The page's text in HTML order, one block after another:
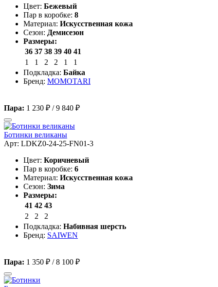
Цвет: Бежевый
Пар в коробке: 8
Материал: Искусственная кожа
Сезон: Демисезон
Размеры:
36 37 38 39 40 41
1
1 2 2 1
1
Подкладка: Байка
Бренд: MOMOTARI
Пара: 1 230 ₽ /9 840 ₽
Ботинки великаны
Арт: LDKZ0-24-25-FN01-3
Цвет: Коричневый
Пар в коробке: 6
Материал: Искусственная кожа
Сезон: Зима
Размеры:
41 42 43
2
2
2
Подкладка: Набивная шерсть
Бренд: SAIWEN
Пара: 1 350 ₽ /8 100 ₽